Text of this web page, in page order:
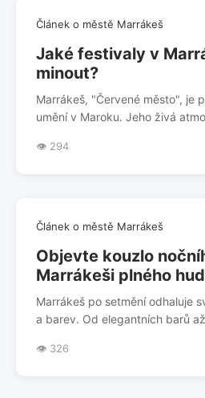
Článek o městě Marrákeš
Jaké festivaly v
minout?
Marrákeš, "Červené město", je
umění v Maroku. Jeho živá
👁️ 294
Článek o městě Marrákeš
Objevte kouzlo
Marrákeši plného
Marrákeš po setmění odhaluje
a barev. Od elegantních barů
👁️ 326